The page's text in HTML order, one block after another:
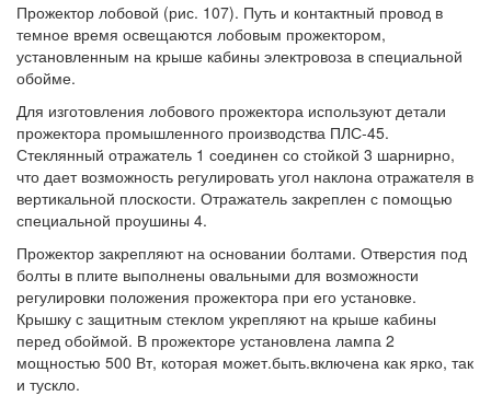
Прожектор лобовой (рис. 107). Путь и контактный провод в
темное время освещаются лобовым прожектором,
установленным на крыше кабины электровоза в специальной
обойме.
Для изготовления лобового прожектора используют детали
прожектора промышленного производства ПЛС-45.
Стеклянный отражатель 1 соединен со стойкой 3 шарнирно,
что дает возможность регулировать угол наклона отражателя в
вертикальной плоскости. Отражатель закреплен с помощью
специальной проушины 4.
Прожектор закрепляют на основании болтами. Отверстия под
болты в плите выполнены овальными для возможности
регулировки положения прожектора при его установке.
Крышку с защитным стеклом укрепляют на крыше кабины
перед обоймой. В прожекторе установлена лампа 2
мощностью 500 Вт, которая может.быть.включена как ярко, так
и тускло.